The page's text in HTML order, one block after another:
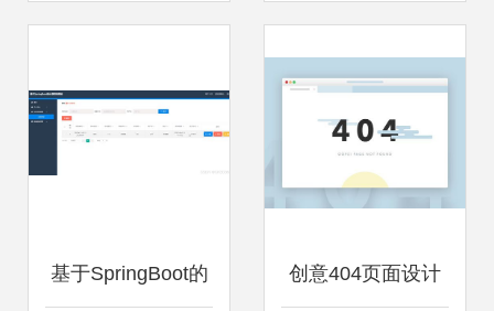
基于SpringBoot的 创意404页面设计